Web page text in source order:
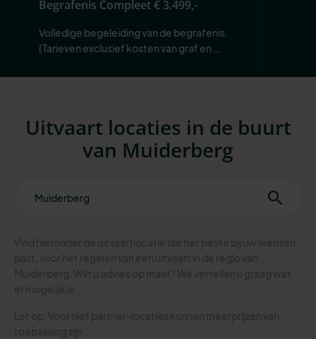
Begrafenis Compleet€ 3.499,-
Volledige begeleiding van de begrafenis.
(Tarieven exclusief kosten van graf en
Uitvaart locaties in de buurt
van Muiderberg